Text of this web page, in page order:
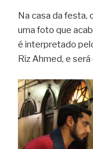
Na casa da festa,
uma foto que
é interpretado
Riz Ahmed, e